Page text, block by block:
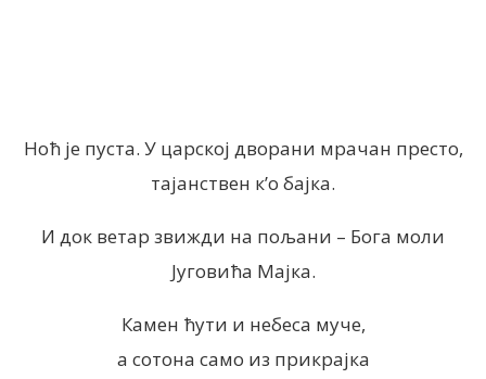
Ноћ је пуста. У царској дворани мрачан престо,
тајанствен к’о бајка.
И док ветар звижди на пољани – Бога моли
Југовића Мајка.
Камен ћути и небеса муче,
а сотона само из прикрајка